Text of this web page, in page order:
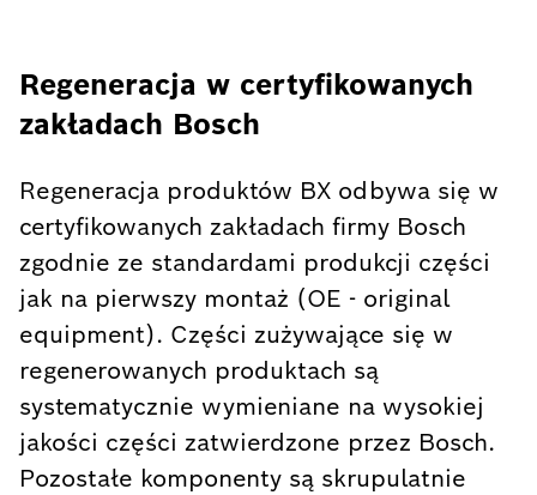
Regeneracja w certyfikowanych
zakładach Bosch
Regeneracja produktów BX odbywa się w
certyfikowanych zakładach firmy Bosch
zgodnie ze standardami produkcji części
jak na pierwszy montaż (OE - original
equipment). Części zużywające się w
regenerowanych produktach są
systematycznie wymieniane na wysokiej
jakości części zatwierdzone przez Bosch.
Pozostałe komponenty są skrupulatnie